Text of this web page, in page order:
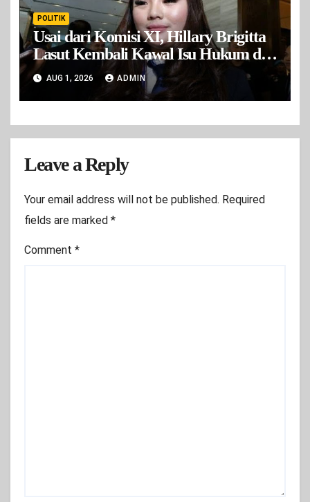
POLITIK
Usai dari Komisi XI, Hillary Brigitta
Lasut Kembali Kawal Isu Hukum di
Komisi III
AUG 1, 2026 ADMIN
Leave a Reply
Your email address will not be published. Required
fields are marked *
Comment *